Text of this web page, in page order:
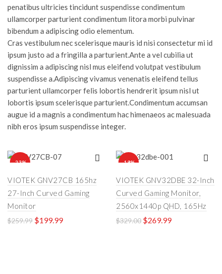
penatibus ultricies tincidunt suspendisse condimentum
ullamcorper parturient condimentum litora morbi pulvinar
bibendum a adipiscing odio elementum.
Cras vestibulum nec scelerisque mauris id nisi consectetur mi id
ipsum justo ad a fringilla a parturient.Ante a vel cubilia ut
dignissim a adipiscing nisl mus eleifend volutpat vestibulum
suspendisse a.Adipiscing vivamus venenatis eleifend tellus
parturient ullamcorper felis lobortis hendrerit ipsum nisl ut
lobortis ipsum scelerisque parturient.Condimentum accumsan
augue id a magnis a condimentum hac himenaeos ac malesuada
nibh eros ipsum suspendisse integer.
-23%
VIOTEK GNV27CB 165hz
27-Inch Curved Gaming
Monitor
$259.99 $199.99
-18%
VIOTEK GNV32DBE 32-Inch
Curved Gaming Monitor,
2560x1440p QHD, 165Hz
$329.00 $269.99